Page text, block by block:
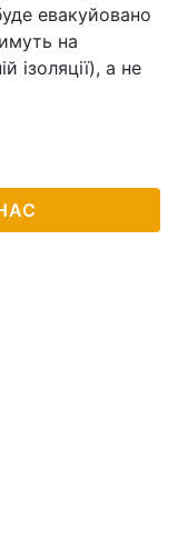
евакуйовано
на
ізоляції), а не